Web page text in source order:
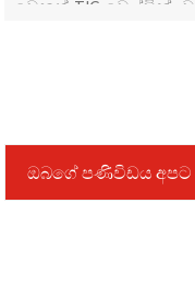
වෙනත් TIG වෙල්ඩින්,
ඔබගේ පණිවිඩය